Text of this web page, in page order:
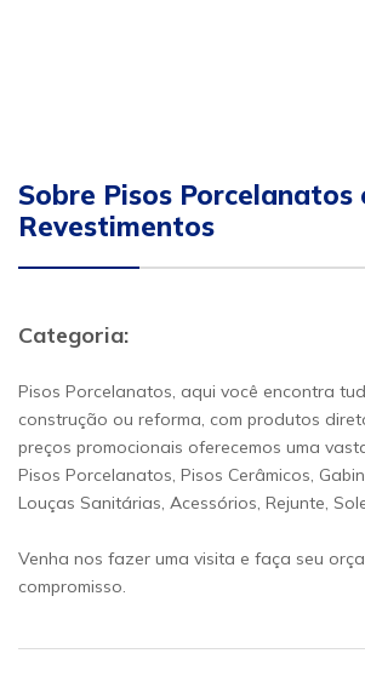
Sobre Pisos Porcelanatos
Revestimentos
Categoria:
Pisos Porcelanatos, aqui você encontra
construção ou reforma, com produtos
preços promocionais oferecemos uma
Pisos Porcelanatos, Pisos Cerâmicos,
Louças Sanitárias, Acessórios, Rejunte,
Venha nos fazer uma visita e faça seu
compromisso.